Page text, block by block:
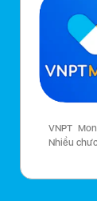
VNPT
Nhiều